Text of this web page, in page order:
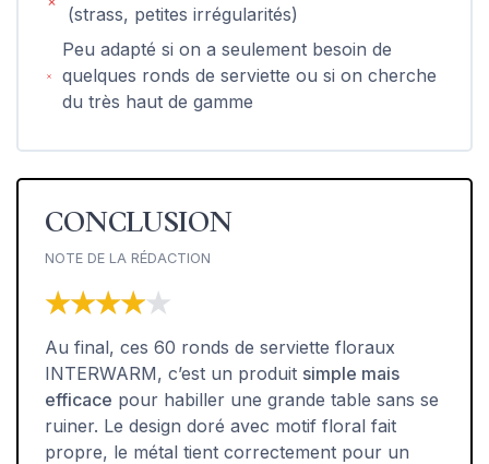
(strass, petites irrégularités)
Peu adapté si on a seulement besoin de
quelques ronds de serviette ou si on cherche
du très haut de gamme
CONCLUSION
NOTE DE LA RÉDACTION
★★★★★
★★★★★
Au final, ces 60 ronds de serviette floraux
INTERWARM, c’est un produit simple mais
efficace pour habiller une grande table sans se
ruiner. Le design doré avec motif floral fait
propre, le métal tient correctement pour un